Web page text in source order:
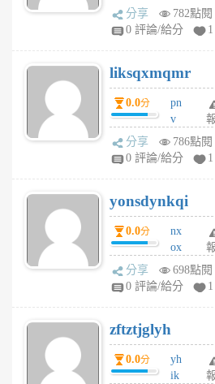
rv
pj
6
個
月
前
分享
782點閱
0 評論/給分
1
liksqxmqmr
0.0分
pn
v
wt
sv
6
個
月
前
分享
786點閱
0 評論/給分
1
yonsdynkqi
0.0分
nx
ox
rh
pe
月
前
分享
698點閱
0 評論/給分
1
zftztjglyh
0.0分
yh
ik